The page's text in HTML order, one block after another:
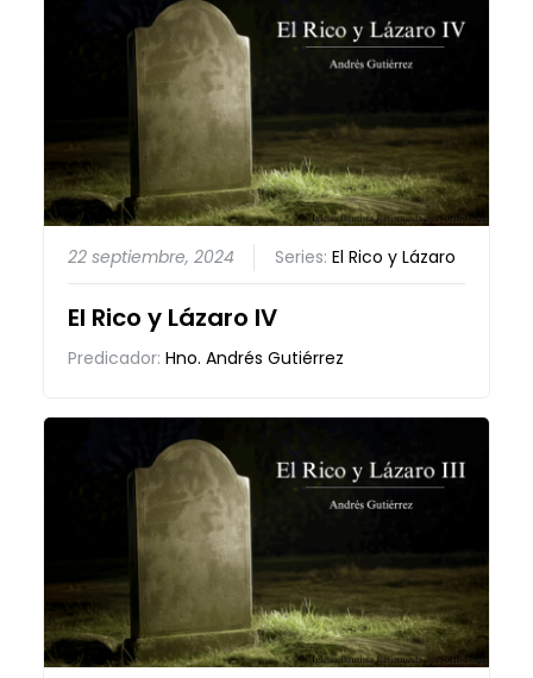
22 septiembre, 2024 Series:El Rico y Lázaro
El Rico y Lázaro IV
Predicador:Hno. Andrés Gutiérrez